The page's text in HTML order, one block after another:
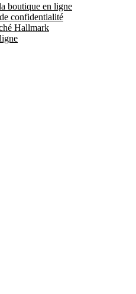
boutique en ligne
confidentialité
Hallmark